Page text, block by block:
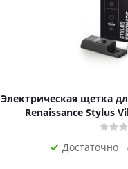
Электрическая щетка
Renaissance Stylus
Достаточно